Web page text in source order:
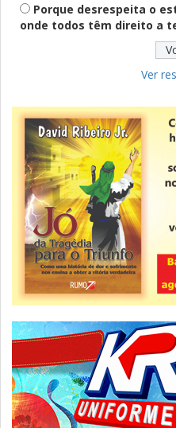
Fies: pré-
para
Novidade
CNPJ
nesta sexta
ver todas »
Porque desrespeita o
onde todos têm direito a
Ver